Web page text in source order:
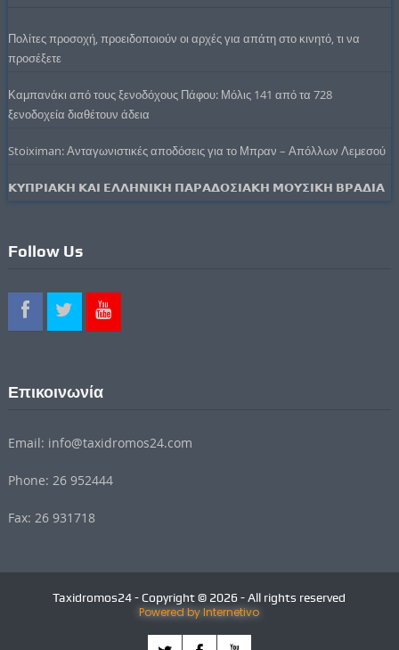
Πολίτες προσοχή, προειδοποιούν οι αρχές για απάτη στο κινητό, τι να
προσέξετε
Καμπανάκι από τους ξενοδόχους Πάφου: Μόλις 141 από τα 728
ξενοδοχεία διαθέτουν άδεια
Stoiximan: Ανταγωνιστικές αποδόσεις για το Μπραν – Απόλλων Λεμεσού
𝝟𝝪𝝥𝝦𝝞𝝖𝝟𝝜 𝝟𝝖𝝞 𝝚𝝠𝝠𝝜𝝢𝝞𝝟𝝜 𝝥𝝖𝝦𝝖𝝙𝝤𝝨𝝞𝝖𝝟𝝜 𝝡𝝤𝝪𝝨𝝞𝝟𝝜 𝝗𝝦𝝖𝝙𝝞𝝖
Follow Us
Επικοινωνία
Email: info@taxidromos24.com
Phone: 26 952444
Fax: 26 931718
Taxidromos24 - Copyright © 2026 - All rights reserved
Powered by Internetivo